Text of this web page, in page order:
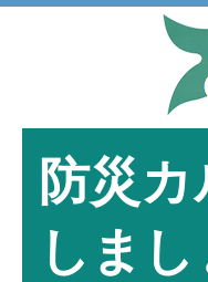
防災
しま